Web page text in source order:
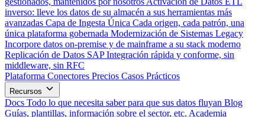
inverso: lleve los datos de su almacén a sus herramientas más
avanzadas Capa de Ingesta Única Cada origen, cada patrón, una
única plataforma gobernada Modernización de Sistemas Legacy
Incorpore datos on-premise y de mainframe a su stack moderno
Replicación de Datos SAP Integración rápida y conforme, sin
middleware, sin RFC
Plataforma Conectores Precios Casos Prácticos
Recursos
Docs Todo lo que necesita saber para que sus datos fluyan Blog
Guías, plantillas, información sobre el sector, etc. Academia